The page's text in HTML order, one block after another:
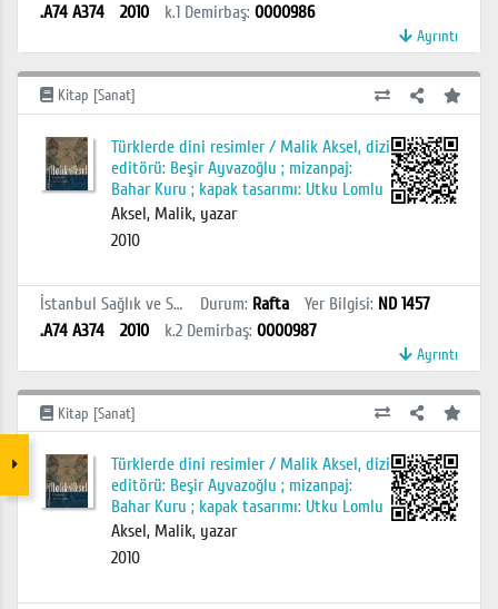
.A74 A374
2010 k.1 Demirbaş: 0000986
Ayrıntı
Kitap [Sanat]
Türklerde dini resimler / Malik Aksel, dizi
editörü: Beşir Ayvazoğlu ; mizanpaj:
Bahar Kuru ; kapak tasarımı: Utku Lomlu
Aksel, Malik, yazar
2010
İstanbul Sağlık ve Sosyal Bilimler MYO Kütüphanesi Durum: Rafta Yer Bilgisi: ND 1457
.A74 A374
2010 k.2 Demirbaş: 0000987
Ayrıntı
Kitap [Sanat]
Türklerde dini resimler / Malik Aksel, dizi
editörü: Beşir Ayvazoğlu ; mizanpaj:
Bahar Kuru ; kapak tasarımı: Utku Lomlu
Aksel, Malik, yazar
2010